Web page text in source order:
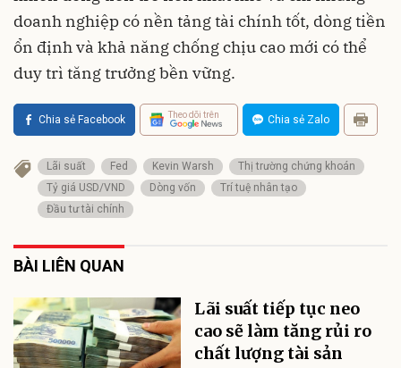
doanh nghiệp có nền tảng tài chính tốt, dòng tiền
ổn định và khả năng chống chịu cao mới có thể
duy trì tăng trưởng bền vững.
Chia sẻ Facebook Theo dõi trên Chia sẻ Zalo
Lãi suất Fed Kevin Warsh
Thị trường chứng khoán
Tỷ giá USD/VND
Dòng vốn
Trí tuệ nhân tạo
Đầu tư tài chính
BÀI LIÊN QUAN
Lãi suất tiếp tục neo
cao sẽ làm tăng rủi ro
chất lượng tài sản